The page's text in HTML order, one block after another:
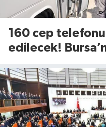
160 cep telefonu
edilecek!